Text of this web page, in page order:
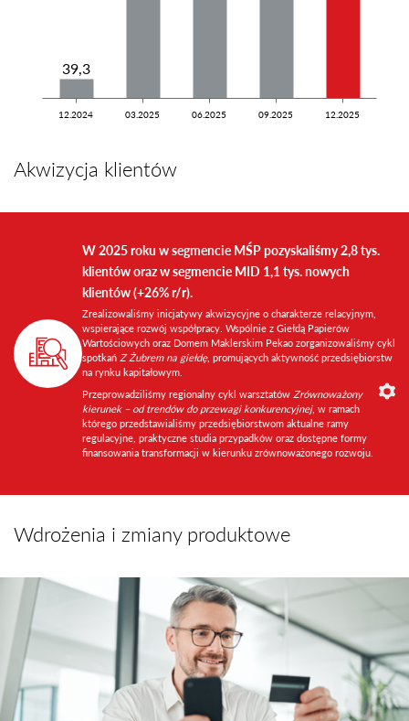
39,3
12.2024 03.2025 06.2025 09.2025 12.2025
Akwizycja klientów
W 2025 roku w segmencie MŚP pozyskaliśmy 2,8 tys.
klientów oraz w segmencie MID 1,1 tys. nowych
klientów (+26% r/r).
Zrealizowaliśmy inicjatywy akwizycyjne o charakterze relacyjnym,
wspierające rozwój współpracy. Wspólnie z Giełdą Papierów
Wartościowych oraz Domem Maklerskim Pekao zorganizowaliśmy cykl
spotkań Z Żubrem na giełdę, promujących aktywność przedsiębiorstw
na rynku kapitałowym.
Przeprowadziliśmy regionalny cykl warsztatów Zrównoważony
kierunek – od trendów do przewagi konkurencyjnej, w ramach
którego przedstawialiśmy przedsiębiorstwom aktualne ramy
regulacyjne, praktyczne studia przypadków oraz dostępne formy
finansowania transformacji w kierunku zrównoważonego rozwoju.
Wdrożenia i zmiany produktowe